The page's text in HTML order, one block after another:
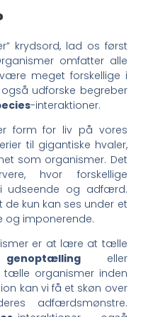
krydsord, lad os først
omfatter alle
meget forskellige i
udforske begreber
-interaktioner.
form for liv på vores
til gigantiske hvaler,
som organismer. Det
hvor forskellige
udseende og adfærd.
kun kan ses under et
og imponerende.
er at lære at tælle
genoptællingeller
tælle organismer inden
kan vi få et skøn over
adfærdsmønstre.